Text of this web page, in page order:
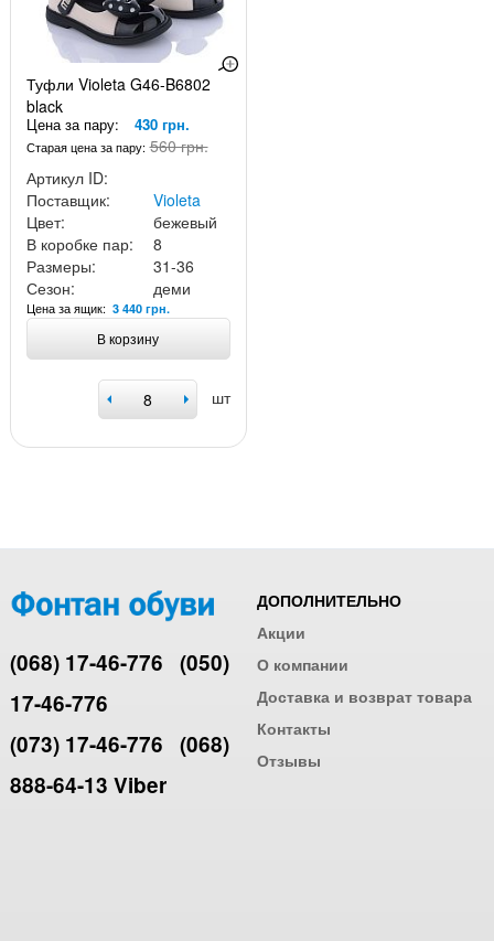
Туфли Violeta G46-B6802
black
Цена за пару: 430 грн.
Старая цена за пару: 560 грн.
Артикул ID:
Поставщик:
Violeta
Цвет:
бежевый
В коробке пар:
8
Размеры:
31-36
Сезон:
деми
Цена за ящик: 3 440 грн.
В корзину
шт
(068) 17-46-776 (050)
17-46-776
(073) 17-46-776 (068)
888-64-13 Viber
ДОПОЛНИТЕЛЬНО
Акции
О компании
Доставка и возврат товара
Контакты
Отзывы